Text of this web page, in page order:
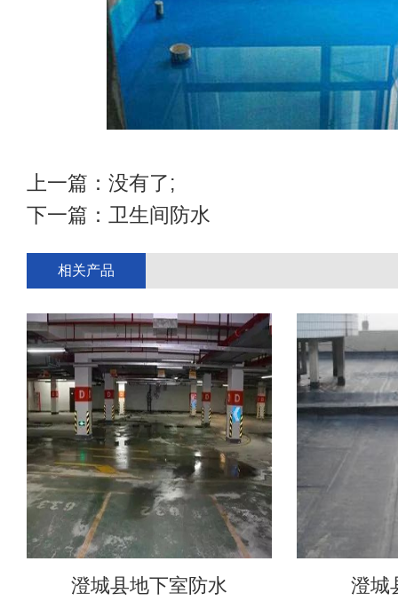
上一篇：没有了;
下一篇： 卫生间防水
相关产品
澄城县地下室防水 澄城